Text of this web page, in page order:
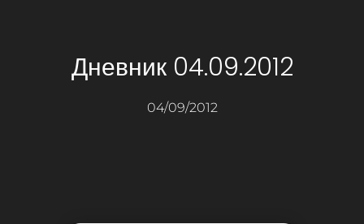
Дневник 04.09.2012
04/09/2012